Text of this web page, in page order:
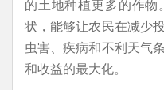
的土地种植更多的作
状，能够让农民在减少
虫害、疾病和不利天气
和收益的最大化。